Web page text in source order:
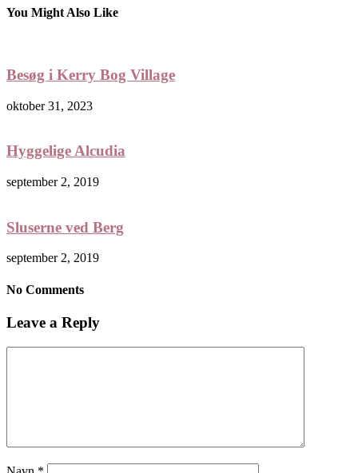
You Might Also Like
Besøg i Kerry Bog Village
oktober 31, 2023
Hyggelige Alcudia
september 2, 2019
Sluserne ved Berg
september 2, 2019
No Comments
Leave a Reply